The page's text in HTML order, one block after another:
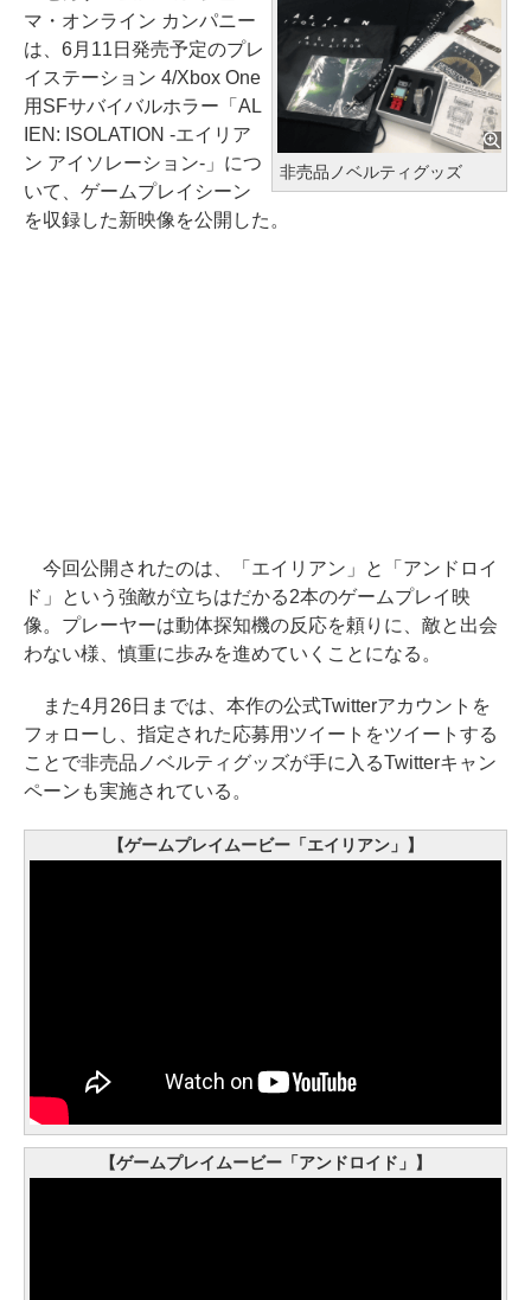
非売品ノベルティグッズ
マ・オンライン カンパニー
は、6月11日発売予定のプレ
イステーション 4/Xbox One
用SFサバイバルホラー「AL
IEN: ISOLATION -エイリア
ン アイソレーション-」につ
いて、ゲームプレイシーン
を収録した新映像を公開した。
今回公開されたのは、「エイリアン」と「アンドロイ
ド」という強敵が立ちはだかる2本のゲームプレイ映
像。プレーヤーは動体探知機の反応を頼りに、敵と出会
わない様、慎重に歩みを進めていくことになる。
また4月26日までは、本作の公式Twitterアカウントを
フォローし、指定された応募用ツイートをツイートする
ことで非売品ノベルティグッズが手に入るTwitterキャン
ペーンも実施されている。
【ゲームプレイムービー「エイリアン」】
【ゲームプレイムービー「アンドロイド」】